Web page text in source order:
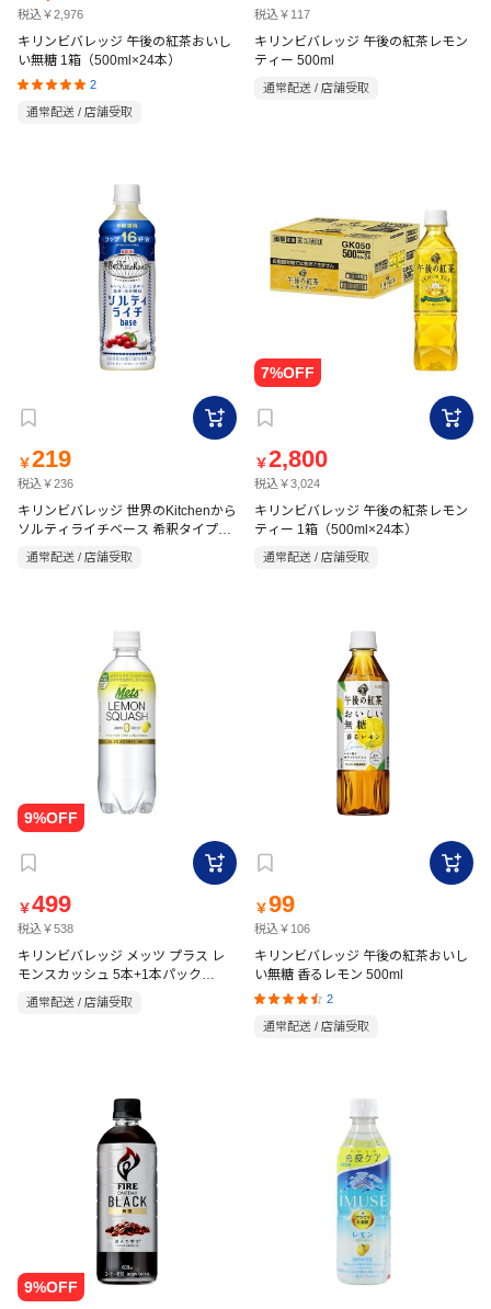
税込￥2,976
キリンビバレッジ 午後の紅茶おいし
い無糖 1箱（500ml×24本）
2
通常配送 / 店舗受取
税込￥117
キリンビバレッジ 午後の紅茶レモン
ティー 500ml
通常配送 / 店舗受取
￥219
税込￥236
キリンビバレッジ 世界のKitchenから
ソルティライチベース 希釈タイプ
通常配送 / 店舗受取
￥2,800
税込￥3,024
キリンビバレッジ 午後の紅茶レモン
ティー 1箱（500ml×24本）
通常配送 / 店舗受取
￥499
税込￥538
キリンビバレッジ メッツ プラス レ
モンスカッシュ 5本+1本パック
通常配送 / 店舗受取
￥99
税込￥106
キリンビバレッジ 午後の紅茶おいし
い無糖 香るレモン 500ml
2
通常配送 / 店舗受取